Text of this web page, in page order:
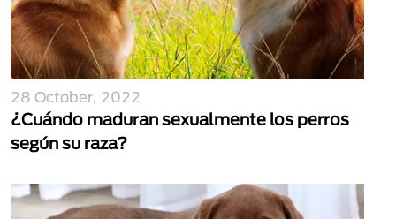
28 October, 2022
¿Cuándo maduran sexualmente los perros
según su raza?